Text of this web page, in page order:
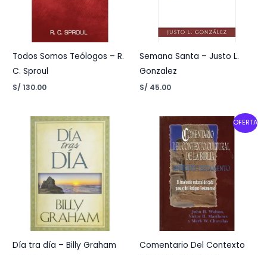
Todos Somos Teólogos – R.
C. Sproul
S/ 130.00
Semana Santa – Justo L.
Gonzalez
S/ 45.00
Día tra día – Billy Graham
OFERTA
Comentario Del Contexto
Original
price
was:
S/ 170.00.
Current
price
is:
S/ 150.00.